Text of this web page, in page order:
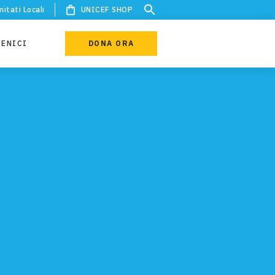
Locali UNICEF SHOP
DONA ORA